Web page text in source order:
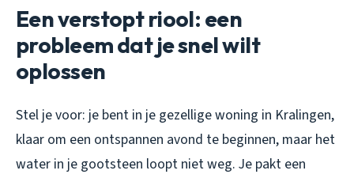
Een verstopt riool: een
probleem dat je snel wilt
oplossen
Stel je voor: je bent in je gezellige woning in Kralingen,
klaar om een ontspannen avond te beginnen, maar het
water in je gootsteen loopt niet weg. Je pakt een